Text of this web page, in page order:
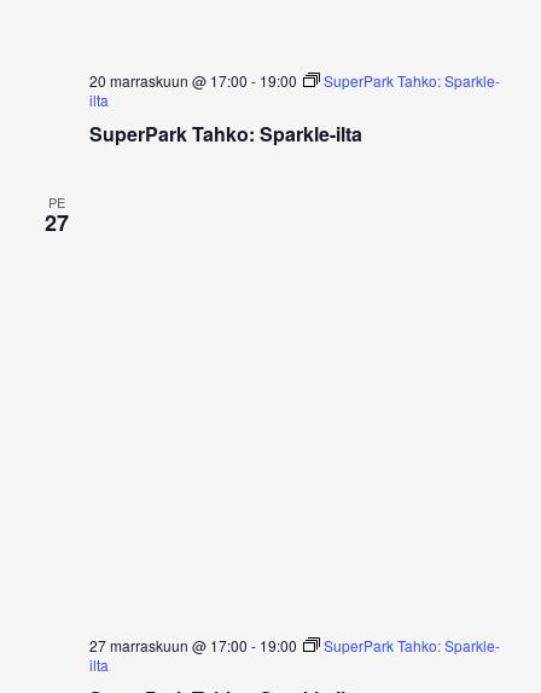
SuperPark Tahko: Sparkle-ilta
20 marraskuun @ 17:00 - 19:00
SuperPark Tahko: Sparkle-
ilta
PE
27
27 marraskuun @ 17:00 - 19:00
SuperPark Tahko: Sparkle-
ilta